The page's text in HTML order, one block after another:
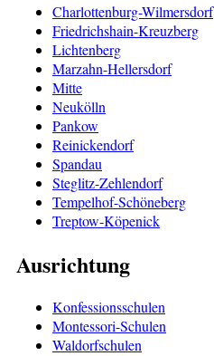
Charlottenburg-Wilmersdorf
Friedrichshain-Kreuzberg
Lichtenberg
Marzahn-Hellersdorf
Mitte
Neukölln
Pankow
Reinickendorf
Spandau
Steglitz-Zehlendorf
Tempelhof-Schöneberg
Treptow-Köpenick
Ausrichtung
Konfessionsschulen
Montessori-Schulen
Waldorfschulen